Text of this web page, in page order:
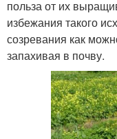
польза от их
избежания такого
созревания как
запахивая в почву.